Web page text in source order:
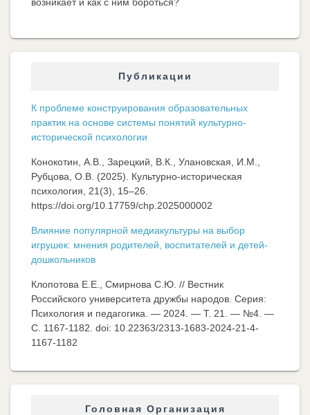
Публикации
К проблеме конструирования образовательных
практик на основе системы понятий культурно-
исторической психологии
Конокотин, А.В., Зарецкий, В.К., Улановская, И.М.,
Рубцова, О.В. (2025). Культурно-историческая
психология, 21(3), 15–26.
https://doi.org/10.17759/chp.2025000002
Влияние популярной медиакультуры на выбор
игрушек: мнения родителей, воспитателей и детей-
дошкольников
Клопотова Е.Е., Смирнова С.Ю. // Вестник
Российского университета дружбы народов. Серия:
Психология и педагогика. — 2024. — Т. 21. — №4. —
C. 1167-1182. doi: 10.22363/2313-1683-2024-21-4-
1167-1182
Головная Организация